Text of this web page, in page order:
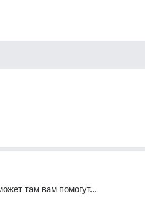
там вам помогут...